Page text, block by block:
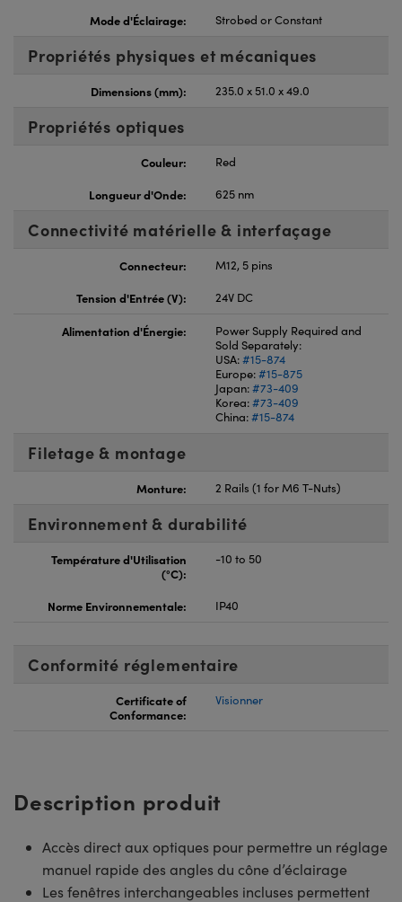
Mode d'Éclairage:
Strobed or Constant
Propriétés physiques et mécaniques
Dimensions (mm): 235.0 x 51.0 x 49.0
Propriétés optiques
Couleur:
Red
Longueur d'Onde:
625 nm
Connectivité matérielle & interfaçage
Connecteur:
M12, 5 pins
Tension d'Entrée (V):
24V DC
Alimentation d'Énergie:
Power Supply Required and
Sold Separately:
USA:#15-874
Europe:#15-875
Japan:#73-409
Korea:#73-409
China:#15-874
Filetage & montage
Monture: 2 Rails (1 for M6 T-Nuts)
Environnement & durabilité
Température d'Utilisation
(°C):
-10 to 50
Norme Environnementale: IP40
Conformité réglementaire
Certificate of
Conformance:
Visionner
Description produit
Accès direct aux optiques pour permettre un réglage
manuel rapide des angles du cône d’éclairage
Les fenêtres interchangeables incluses permettent